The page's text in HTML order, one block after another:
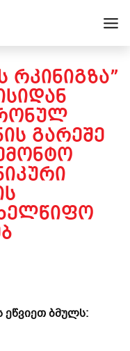
ᲠᲙᲘᲜᲘᲒᲖᲐ”
ᲒᲐᲠᲔᲨᲔ
ეწვიეთ ბმულს: